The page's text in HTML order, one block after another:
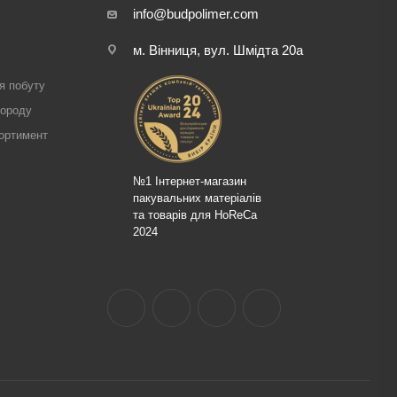
побуту
info@budpolimer.com
м. Вінниця, вул. Шмідта 20а
№1 Інтернет-магазин
пакувальних матеріалів
та товарів для HoReCa
2024